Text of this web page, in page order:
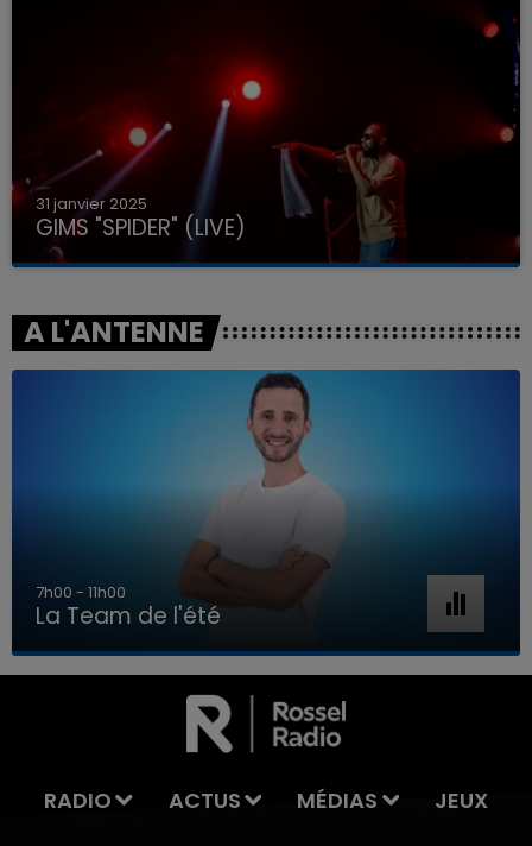
LA TEAM DE L'ÉTÉ
31 janvier 2025
GIMS "SPIDER" (LIVE)
A L'ANTENNE
7h00 - 11h00
La Team de l'été
RADIO ACTUS MÉDIAS
JEUX